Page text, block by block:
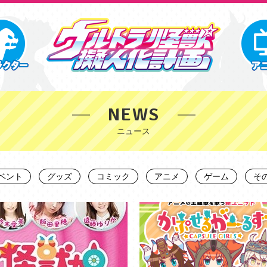
NEWS
ント グッズ コミック アニメ ゲーム そ